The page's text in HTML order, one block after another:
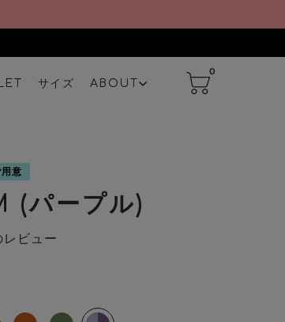
サイズ ABOUT
0
意
(パープル)
レビュー